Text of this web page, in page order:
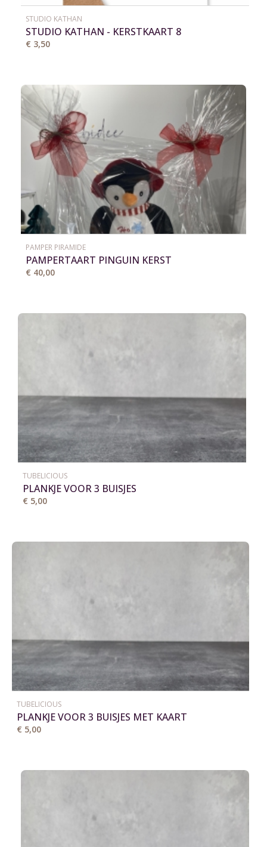
STUDIO KATHAN
STUDIO KATHAN - KERSTKAART 8
€ 3,50
PAMPER PIRAMIDE
PAMPERTAART PINGUIN KERST
€ 40,00
TUBELICIOUS
PLANKJE VOOR 3 BUISJES
€ 5,00
TUBELICIOUS
PLANKJE VOOR 3 BUISJES MET KAART
€ 5,00